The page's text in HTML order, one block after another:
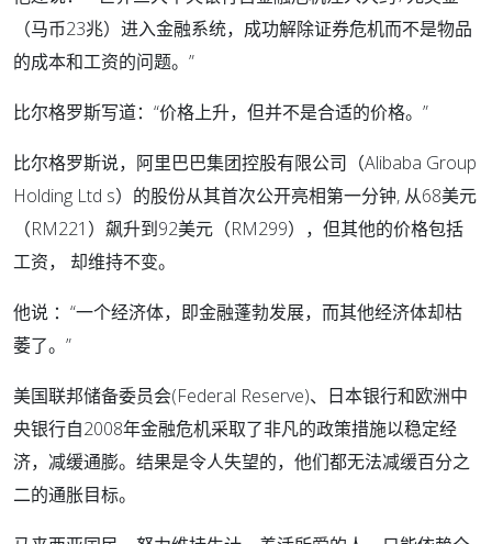
（马币23兆）进入金融系统，成功解除证券危机而不是物品
的成本和工资的问题。”
比尔格罗斯写道：“价格上升，但并不是合适的价格。”
比尔格罗斯说，阿里巴巴集团控股有限公司（Alibaba Group
Holding Ltd s）的股份从其首次公开亮相第一分钟, 从68美元
（RM221）飙升到92美元（RM299），但其他的价格包括
工资， 却维持不变。
他说 ：“一个经济体，即金融蓬勃发展，而其他经济体却枯
萎了。”
美国联邦储备委员会(Federal Reserve)、日本银行和欧洲中
央银行自2008年金融危机采取了非凡的政策措施以稳定经
济，减缓通膨。结果是令人失望的，他们都无法减缓百分之
二的通胀目标。